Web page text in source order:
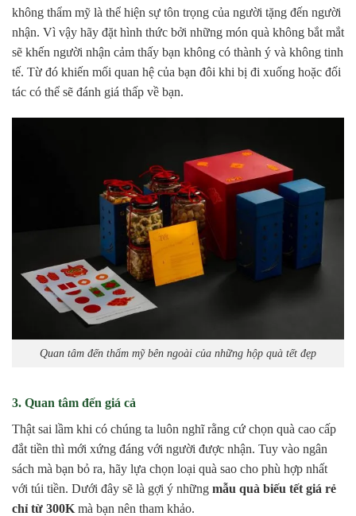
không thẩm mỹ là thể hiện sự tôn trọng của người tặng đến người
nhận. Vì vậy hãy đặt hình thức bởi những món quà không bắt mắt
sẽ khến người nhận cảm thấy bạn không có thành ý và không tinh
tế. Từ đó khiến mối quan hệ của bạn đôi khi bị đi xuống hoặc đối
tác có thể sẽ đánh giá thấp về bạn.
Quan tâm đến thẩm mỹ bên ngoài của những hộp quà tết đẹp
3. Quan tâm đến giá cả
Thật sai lầm khi có chúng ta luôn nghĩ rằng cứ chọn quà cao cấp
đắt tiền thì mới xứng đáng với người được nhận. Tuy vào ngân
sách mà bạn bỏ ra, hãy lựa chọn loại quà sao cho phù hợp nhất
với túi tiền. Dưới đây sẽ là gợi ý những mẫu quà biếu tết giá rẻ
chỉ từ 300K mà bạn nên tham khảo.